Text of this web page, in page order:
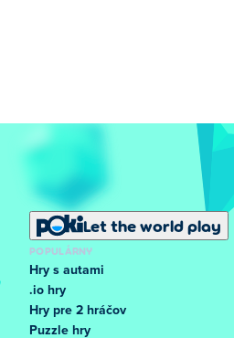
Let the world play
POPULÁRNY
Hry s autami
.io hry
Hry pre 2 hráčov
Puzzle hry